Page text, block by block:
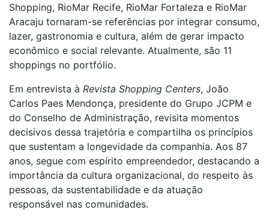
Shopping, RioMar Recife, RioMar Fortaleza e RioMar
Aracaju tornaram-se referências por integrar consumo,
lazer, gastronomia e cultura, além de gerar impacto
econômico e social relevante. Atualmente, são 11
shoppings no portfólio.
Em entrevista à Revista Shopping Centers, João
Carlos Paes Mendonça, presidente do Grupo JCPM e
do Conselho de Administração, revisita momentos
decisivos dessa trajetória e compartilha os princípios
que sustentam a longevidade da companhia. Aos 87
anos, segue com espírito empreendedor, destacando a
importância da cultura organizacional, do respeito às
pessoas, da sustentabilidade e da atuação
responsável nas comunidades.